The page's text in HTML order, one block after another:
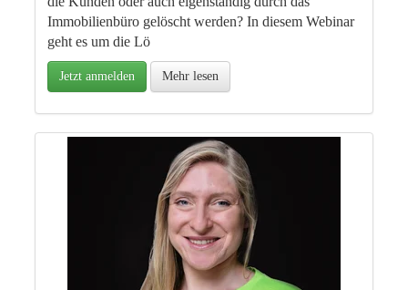
Immobilienbüro gelöscht werden? In diesem Webinar
geht es um die Lö
Jetzt anmelden Mehr lesen